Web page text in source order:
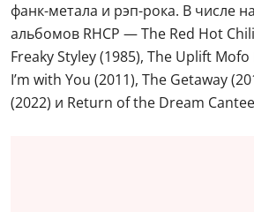
фанк-метала и рэп-рока. В числе
альбомов RHCP — The Red Hot
Freaky Styley (1985), The Uplift
I’m with You (2011), The Getaway
(2022) и Return of the Dream